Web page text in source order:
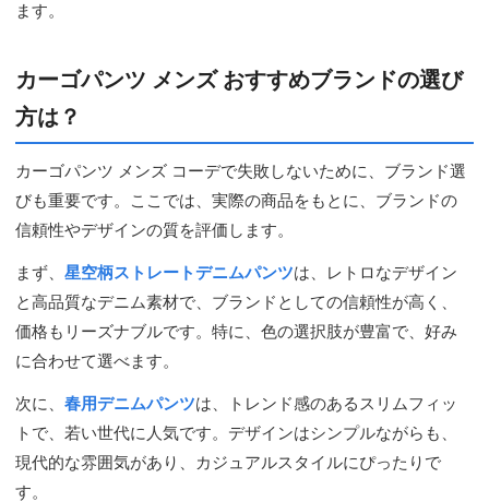
ます。
カーゴパンツ メンズ おすすめブランドの選び
方は？
カーゴパンツ メンズ コーデで失敗しないために、ブランド選
びも重要です。ここでは、実際の商品をもとに、ブランドの
信頼性やデザインの質を評価します。
まず、星空柄ストレートデニムパンツは、レトロなデザイン
と高品質なデニム素材で、ブランドとしての信頼性が高く、
価格もリーズナブルです。特に、色の選択肢が豊富で、好み
に合わせて選べます。
次に、春用デニムパンツは、トレンド感のあるスリムフィッ
トで、若い世代に人気です。デザインはシンプルながらも、
現代的な雰囲気があり、カジュアルスタイルにぴったりで
す。